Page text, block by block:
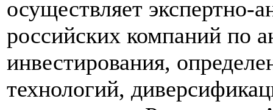
осуществляет экспертно-
российских компаний по
инвестирования,
технологий,